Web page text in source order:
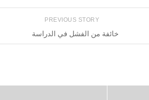
PREVIOUS STORY
خائفة من الفشل في الدراسة